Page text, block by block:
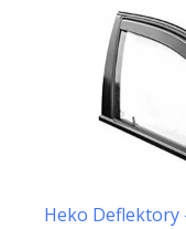
Heko Deflektory